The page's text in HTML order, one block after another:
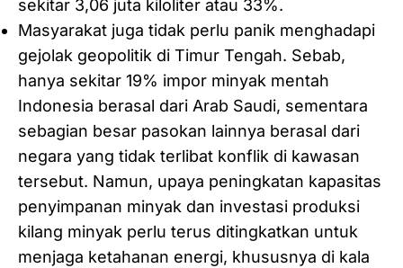
sekitar 3,06 juta kiloliter atau 33%.
Masyarakat juga tidak perlu panik menghadapi
gejolak geopolitik di Timur Tengah. Sebab,
hanya sekitar 19% impor minyak mentah
Indonesia berasal dari Arab Saudi, sementara
sebagian besar pasokan lainnya berasal dari
negara yang tidak terlibat konflik di kawasan
tersebut. Namun, upaya peningkatan kapasitas
penyimpanan minyak dan investasi produksi
kilang minyak perlu terus ditingkatkan untuk
menjaga ketahanan energi, khususnya di kala